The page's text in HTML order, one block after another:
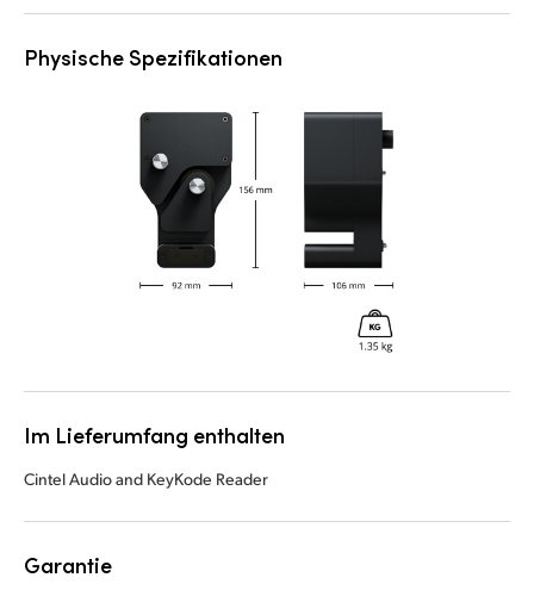
Physische Spezifikationen
Im Lieferumfang enthalten
Cintel Audio and KeyKode Reader
Garantie